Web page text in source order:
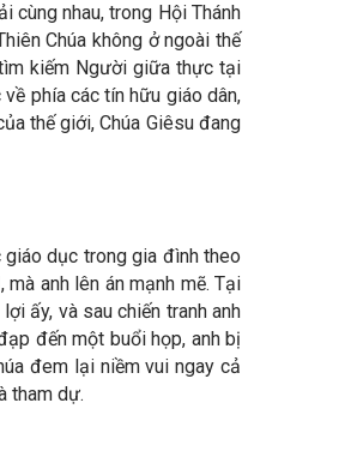
cùng nhau, trong Hội Thánh
Chúa không ở ngoài thế
kiếm Người giữa thực tại
phía các tín hữu giáo dân,
thế giới, Chúa Giêsu đang
dục trong gia đình theo
anh lên án mạnh mẽ. Tại
ấy, và sau chiến tranh anh
đến một buổi họp, anh bị
đem lại niềm vui ngay cả
tham dự.